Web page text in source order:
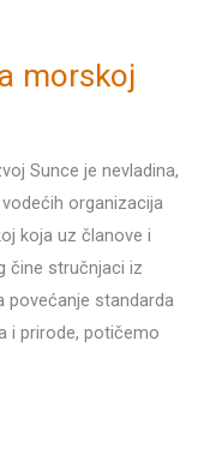
morskoj
Sunce je nevladina,
organizacija
koja uz članove i
čine stručnjaci iz
povećanje standarda
i prirode, potičemo